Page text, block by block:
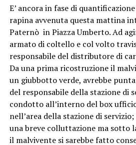
E’ ancora in fase di
rapina avvenuta questa mattina
Paternò in Piazza Umberto. Ad
armato di coltello e col volto
responsabile del distributore di
Da una prima ricostruzione il
un giubbotto verde, avrebbe
del responsabile della stazione di
condotto all’interno del box
nell’area della stazione di
una breve colluttazione ma sotto
il malvivente si sarebbe fatto